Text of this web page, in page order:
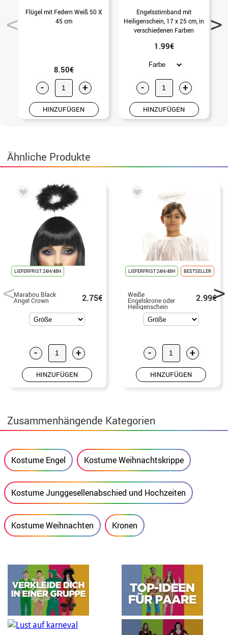
Flügel mit Federn Weiß 50 X
45 cm
8.50€
- +
HINZUFÜGEN
Engelsstirnband mit
Heiligenschein, 17 x 25 cm, in
verschiedenen Farben
1.99€
- +
HINZUFÜGEN
Ähnliche Produkte
LIEFERFRIST 24H/48H
Marabou Black
Angel Crown 2.75€
- +
HINZUFÜGEN
LIEFERFRIST 24H/48H BESTSELLER
Weiße
Engelskrone oder
Heiligenschein
2.99€
- +
HINZUFÜGEN
Zusammenhängende Kategorien
Kostume Engel Kostume Weihnachtskrippe
Kostume Junggesellenabschied und Hochzeiten
Kostume Weihnachten Kronen